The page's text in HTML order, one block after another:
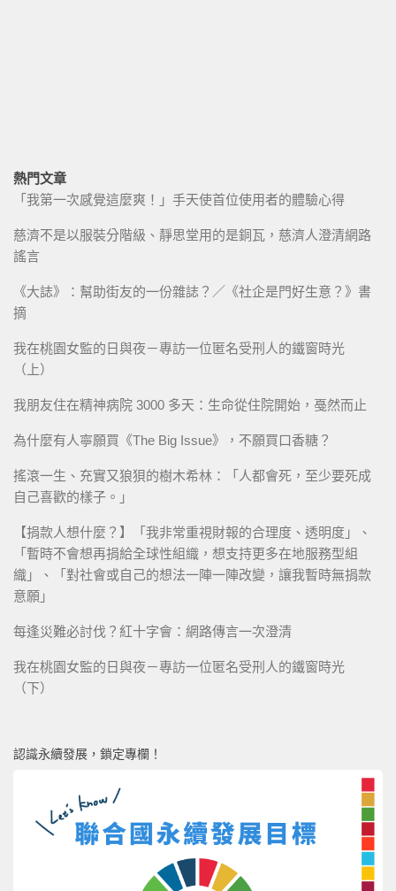
熱門文章
「我第一次感覺這麼爽！」手天使首位使用者的體驗心得
慈濟不是以服裝分階級、靜思堂用的是銅瓦，慈濟人澄清網路
謠言
《大誌》：幫助街友的一份雜誌？／《社企是門好生意？》書
摘
我在桃園女監的日與夜－專訪一位匿名受刑人的鐵窗時光
（上）
我朋友住在精神病院 3000 多天：生命從住院開始，戞然而止
為什麼有人寧願買《The Big Issue》，不願買口香糖？
搖滾一生、充實又狼狽的樹木希林：「人都會死，至少要死成
自己喜歡的樣子。」
【捐款人想什麼？】「我非常重視財報的合理度、透明度」、
「暫時不會想再捐給全球性組織，想支持更多在地服務型組
織」、「對社會或自己的想法一陣一陣改變，讓我暫時無捐款
意願」
每逢災難必討伐？紅十字會：網路傳言一次澄清
我在桃園女監的日與夜－專訪一位匿名受刑人的鐵窗時光
（下）
認識永續發展，鎖定專欄！